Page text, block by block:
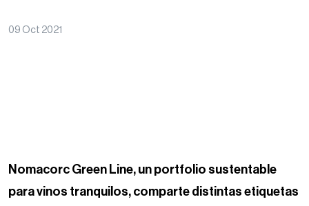
09 Oct 2021
Nomacorc Green Line, un portfolio sustentable
para vinos tranquilos, comparte distintas etiquetas